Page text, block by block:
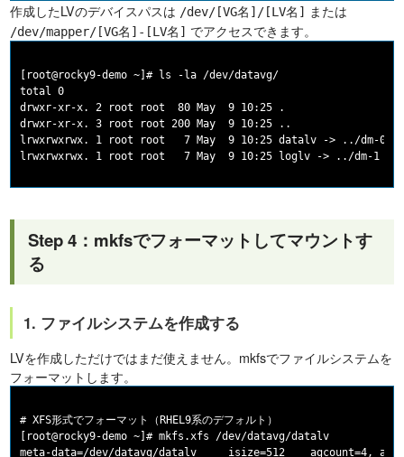
作成したLVのデバイスパスは /dev/[VG名]/[LV名] または
/dev/mapper/[VG名]-[LV名] でアクセスできます。
[root@rocky9-demo ~]# ls -la /dev/datavg/
total 0
drwxr-xr-x. 2 root root  80 May  9 10:25 .
drwxr-xr-x. 3 root root 200 May  9 10:25 ..
lrwxrwxrwx. 1 root root   7 May  9 10:25 datalv -> ../dm-0
Step 4：mkfsでフォーマットしてマウントす
る
1. ファイルシステムを作成する
LVを作成しただけではまだ使えません。mkfsでファイルシステムを
フォーマットします。
# XFS形式でフォーマット（RHEL9系のデフォルト）
[root@rocky9-demo ~]# mkfs.xfs /dev/datavg/datalv
meta-data=/dev/datavg/datalv     isize=512    agcount=4,